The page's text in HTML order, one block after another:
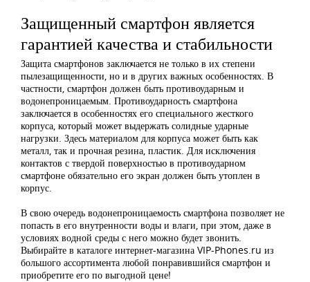
Защищенный смартфон является
гарантией качества и стабильности
Защита смартфонов заключается не только в их степени
пылезащищенности, но и в других важных особенностях. В
частности, смартфон должен быть противоударным и
водонепроницаемым. Противоударность смартфона
заключается в особенностях его специального жесткого
корпуса, который может выдержать солидные ударные
нагрузки. Здесь материалом для корпуса может быть как
металл, так и прочная резина, пластик. Для исключения
контактов с твердой поверхностью в противоударном
смартфоне обязательно его экран должен быть утоплен в
корпус.
В свою очередь водонепроницаемость смартфона позволяет не
попасть в его внутренности воды и влаги, при этом, даже в
условиях водной среды с него можно будет звонить.
Выбирайте в каталоге интернет-магазина VIP-Phones.ru из
большого ассортимента любой понравившийся смартфон и
приобретите его по выгодной цене!